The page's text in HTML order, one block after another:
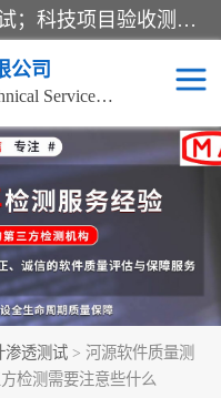
正检信服提供软件产品登记测试；科技项目验收测试；产品确认测试；功能测试；性能测试；安全测试；代码审计测试；漏洞扫描测试；渗透测试；风险评估测试；信息安全等级保护测评；双软认定；实验室建设质量体系建设；软件着作权、软件评测等服务。
公司
Guangdong Zhengxin Technical Service Co., Ltd
渗透测试 > 河源软件质量测
检测需要注意些什么
字信息化验收测评
息系统漏洞扫描
件产品登记测试
统性能效率测试